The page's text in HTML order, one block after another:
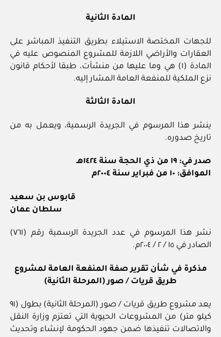
المادة الثانية
للجهات المختصة الاستيلاء بطريق التنفيذ المباشر على
العقارات والأراضي اللازمة للمشروع المنصوص عليه في
المادة (١) هي وما عليها من منشآت، طبقا لأحكام قانون
نزع الملكية للمنفعة العامة المشار إليه.
المادة الثالثة
ينشر هذا المرسوم في الجريدة الرسمية، ويعمل به من
تاريخ صدوره.
صدر في: ١٩ من ذي الحجة سنة ١٤٢٤هـ
الموافق: ١٠ من فبراير سنة ٢٠٠٤م
قابوس بن سعيد
سلطان عمان
نشر هذا المرسوم في عدد الجريدة الرسمية رقم (٧٦١)
الصادر في ١٥ / ٢ / ٢٠٠٤م.
مذكرة في شأن تقرير صفة المنفعة العامة لمشروع
طريق قريات / صور (المرحلة الثانية)
يعد مشروع طريق قريات / صور (المرحلة الثانية) بطول (٩١
كيلو متر) من المشروعات الحيوية التي تعتزم وزارة النقل
والاتصالات تنفيذها ضمن جهود الحكومة لإنشاء وتحديث